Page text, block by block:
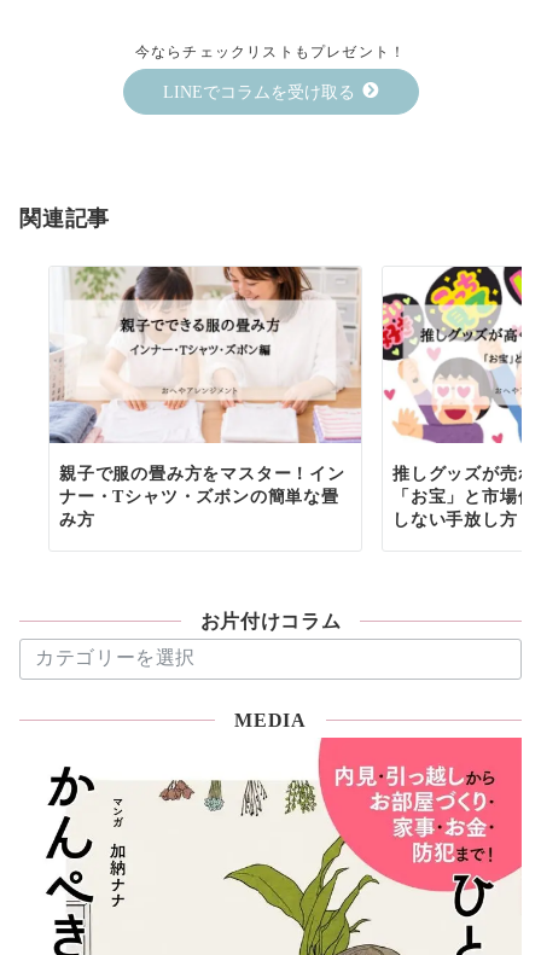
今ならチェックリストもプレゼント！
LINEでコラムを受け取る
関連記事
親子で服の畳み方をマスター！イン
ナー・Tシャツ・ズボンの簡単な畳
み方
推しグッズが売
「お宝」と市場
しない手放し方
お片付けコラム
片
MEDIA